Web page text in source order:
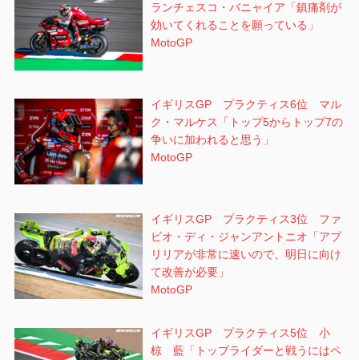
ランチェスコ・バニャイア「鎮痛剤が
効いてくれることを願っている」
MotoGP
イギリスGP プラクティス6位 マル
ク・マルケス「トップ5からトップ7の
争いに加われると思う」
MotoGP
イギリスGP プラクティス3位 ファ
ビオ・ディ・ジャンアントニオ「アプ
リリアが非常に速いので、明日に向け
て改善が必要」
MotoGP
イギリスGP プラクティス5位 小
椋 藍「トップライダーと戦うにはペ